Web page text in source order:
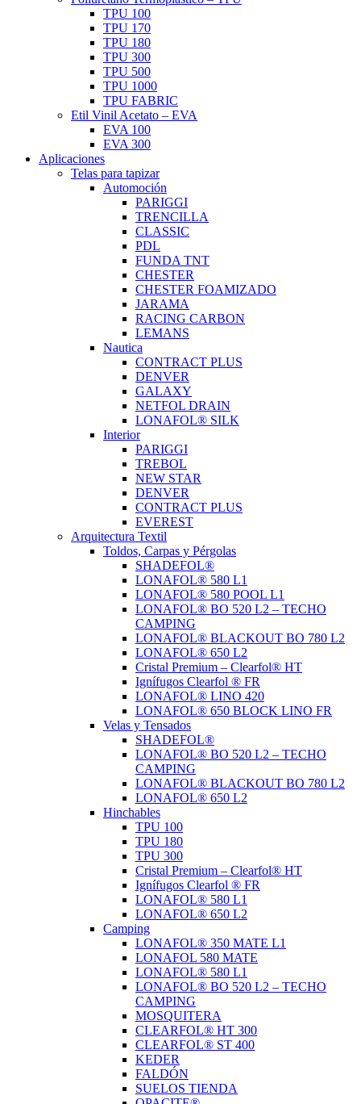
TPU 100
TPU 170
TPU 180
TPU 300
TPU 500
TPU 1000
TPU FABRIC
Etil Vinil Acetato – EVA
EVA 100
EVA 300
Aplicaciones
Telas para tapizar
Automoción
PARIGGI
TRENCILLA
CLASSIC
PDL
FUNDA TNT
CHESTER
CHESTER FOAMIZADO
JARAMA
RACING CARBON
LEMANS
Nautica
CONTRACT PLUS
DENVER
GALAXY
NETFOL DRAIN
LONAFOL® SILK
Interior
PARIGGI
TREBOL
NEW STAR
DENVER
CONTRACT PLUS
EVEREST
Arquitectura Textil
Toldos, Carpas y Pérgolas
SHADEFOL®
LONAFOL® 580 L1
LONAFOL® 580 POOL L1
LONAFOL® BO 520 L2 – TECHO
CAMPING
LONAFOL® BLACKOUT BO 780 L2
LONAFOL® 650 L2
Cristal Premium – Clearfol® HT
Ignífugos Clearfol ® FR
LONAFOL® LINO 420
LONAFOL® 650 BLOCK LINO FR
Velas y Tensados
SHADEFOL®
LONAFOL® BO 520 L2 – TECHO
CAMPING
LONAFOL® BLACKOUT BO 780 L2
LONAFOL® 650 L2
Hinchables
TPU 100
TPU 180
TPU 300
Cristal Premium – Clearfol® HT
Ignífugos Clearfol ® FR
LONAFOL® 580 L1
LONAFOL® 650 L2
Camping
LONAFOL® 350 MATE L1
LONAFOL 580 MATE
LONAFOL® 580 L1
LONAFOL® BO 520 L2 – TECHO
CAMPING
MOSQUITERA
CLEARFOL® HT 300
CLEARFOL® ST 400
KEDER
FALDÓN
SUELOS TIENDA